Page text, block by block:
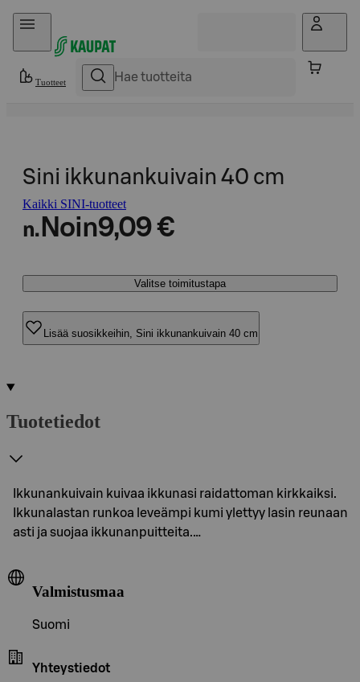
Hyppää sisältöön
Tuotteet
Sini ikkunankuivain 40 cm
Kaikki SINI-tuotteet
n. Noin9,09 €
Valitse toimitustapa
Lisää suosikkeihin, Sini ikkunankuivain 40 cm
Tuotetiedot
Ikkunankuivain kuivaa ikkunasi raidattoman kirkkaiksi.
Ikkunalastan runkoa leveämpi kumi ylettyy lasin reunaan
asti ja suojaa ikkunanpuitteita.…
Valmistusmaa
Suomi
Yhteystiedot